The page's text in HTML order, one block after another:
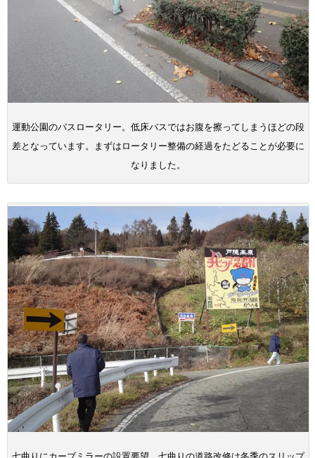
運動公園のバスロータリー。低床バスではお腹を擦ってしまうほどの段
差となっています。まずはロータリー整備の経過をたどることが必要に
なりました。